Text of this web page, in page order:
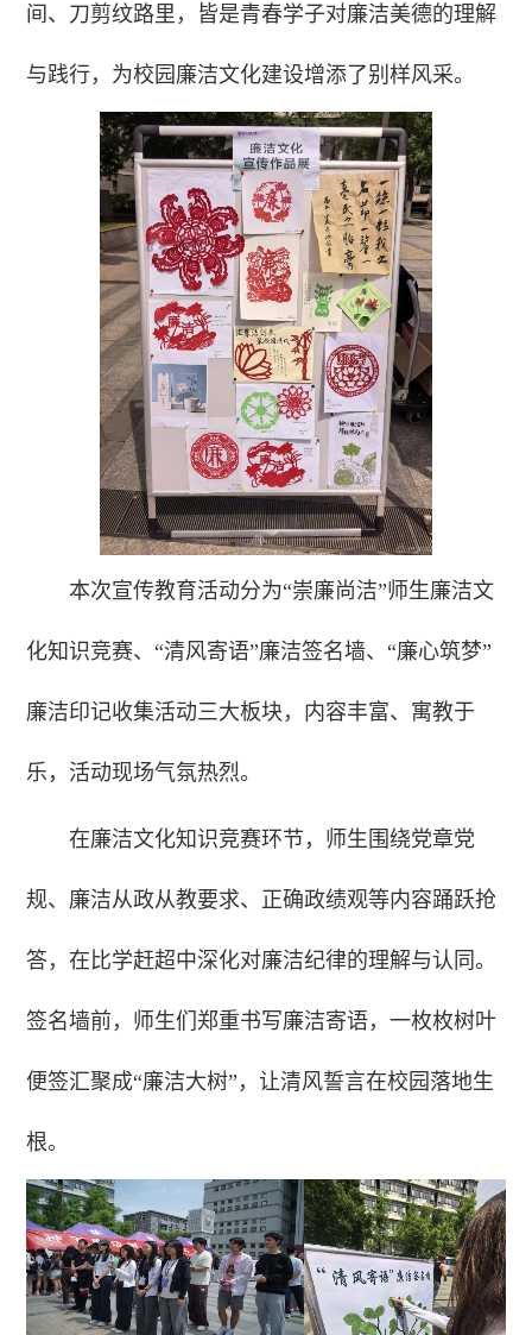
间、刀剪纹路里，皆是青春学子对廉洁美德的理解
与践行，为校园廉洁文化建设增添了别样风采。
本次宣传教育活动分为“崇廉尚洁”师生廉洁文
化知识竞赛、“清风寄语”廉洁签名墙、“廉心筑梦”
廉洁印记收集活动三大板块，内容丰富、寓教于
乐，活动现场气氛热烈。
在廉洁文化知识竞赛环节，师生围绕党章党
规、廉洁从政从教要求、正确政绩观等内容踊跃抢
答，在比学赶超中深化对廉洁纪律的理解与认同。
签名墙前，师生们郑重书写廉洁寄语，一枚枚树叶
便签汇聚成“廉洁大树”，让清风誓言在校园落地生
根。